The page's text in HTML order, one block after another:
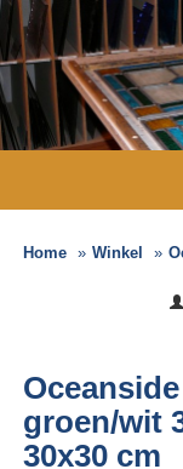
Home Winkel
groen/wit
30x30 cm